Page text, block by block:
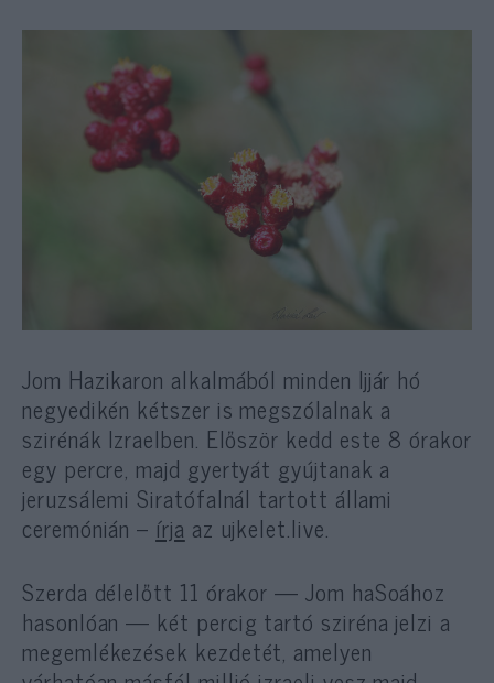
Jom Hazikaron alkalmából minden Ijjár hó
negyedikén kétszer is megszólalnak a
szirénák Izraelben. Először kedd este 8 órakor
egy percre, majd gyertyát gyújtanak a
jeruzsálemi Siratófalnál tartott állami
ceremónián – írja az ujkelet.live.
Szerda délelőtt 11 órakor — Jom haSoához
hasonlóan — két percig tartó sziréna jelzi a
megemlékezések kezdetét, amelyen